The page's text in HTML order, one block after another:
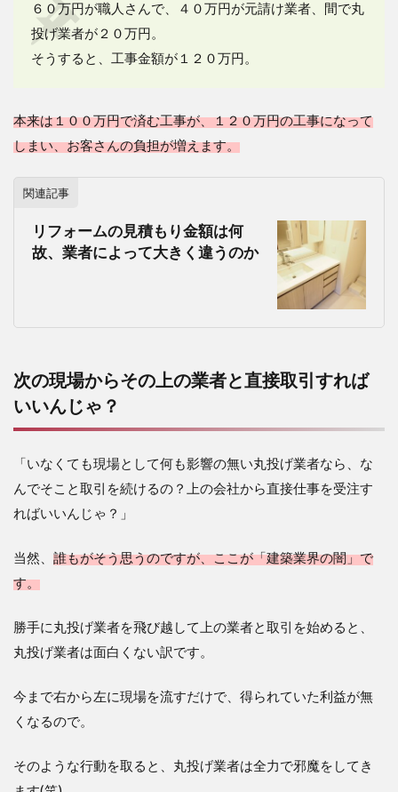
６０万円が職人さんで、４０万円が元請け業者、間で丸
投げ業者が２０万円。
そうすると、工事金額が１２０万円。
本来は１００万円で済む工事が、１２０万円の工事になって
しまい、お客さんの負担が増えます。
関連記事
リフォームの見積もり金額は何
故、業者によって大きく違うのか
次の現場からその上の業者と直接取引すれば
いいんじゃ？
「いなくても現場として何も影響の無い丸投げ業者なら、な
んでそこと取引を続けるの？上の会社から直接仕事を受注す
ればいいんじゃ？」
当然、 誰もがそう思うのですが、ここが「建築業界の闇」で
す。
勝手に丸投げ業者を飛び越して上の業者と取引を始めると、
丸投げ業者は面白くない訳です。
今まで右から左に現場を流すだけで、得られていた利益が無
くなるので。
そのような行動を取ると、丸投げ業者は全力で邪魔をしてき